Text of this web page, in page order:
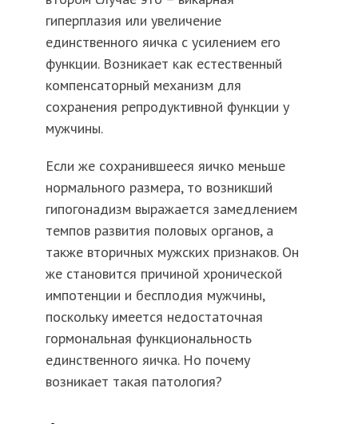
гиперплазия или увеличение
единственного яичка с усилением его
функции. Возникает как естественный
компенсаторный механизм для
сохранения репродуктивной функции у
мужчины.
Если же сохранившееся яичко меньше
нормального размера, то возникший
гипогонадизм выражается замедлением
темпов развития половых органов, а
также вторичных мужских признаков. Он
же становится причиной хронической
импотенции и бесплодия мужчины,
поскольку имеется недостаточная
гормональная функциональность
единственного яичка. Но почему
возникает такая патология?